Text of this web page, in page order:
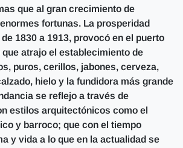
que al gran crecimiento de
fortunas. La prosperidad
1830 a 1913, provocó en el puerto
atrajo el establecimiento de
puros, cerillos, jabones, cerveza,
hielo y la fundidora más grande
se reflejo a través de
estilos arquitectónicos como el
y barroco; que con el tiempo
y vida a lo que en la actualidad se